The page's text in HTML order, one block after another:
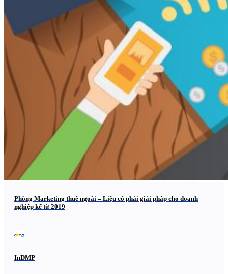
Phòng Marketing thuê ngoài – Liệu có phải giải pháp cho doanh
nghiệp kể từ 2019
InDMP